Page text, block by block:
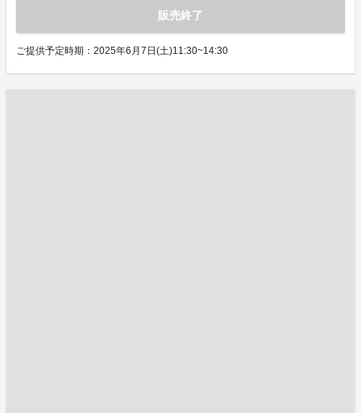
販売終了
ご提供予定時期：2025年6月7日(土)11:30~14:30